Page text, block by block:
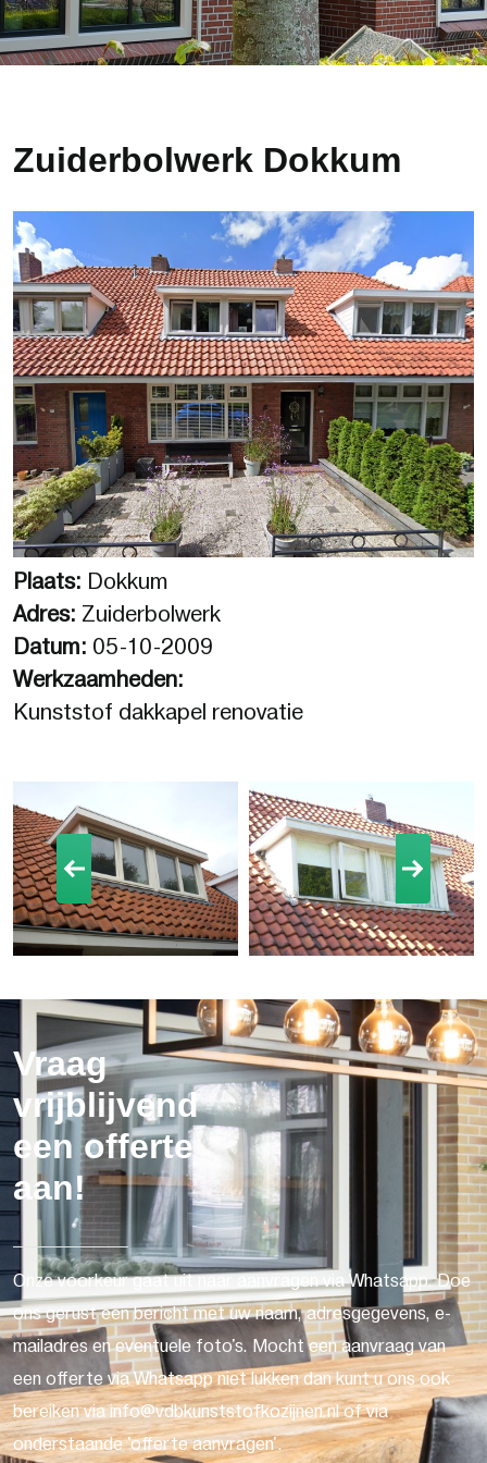
Zuiderbolwerk Dokkum
Plaats: Dokkum
Adres: Zuiderbolwerk
Datum: 05-10-2009
Werkzaamheden:
Kunststof dakkapel renovatie
Vraag
vrijblijvend
een offerte
aan!
Onze voorkeur gaat uit naar aanvragen via Whatsapp. Doe
ons gerust een bericht met uw naam, adresgegevens, e-
mailadres en eventuele foto's. Mocht een aanvraag van
een offerte via Whatsapp niet lukken dan kunt u ons ook
bereiken via info@vdbkunststofkozijnen.nl of via
onderstaande 'offerte aanvragen'.